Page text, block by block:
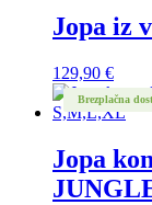
Jopa iz
129,90 €
Brezplačna
Jopa